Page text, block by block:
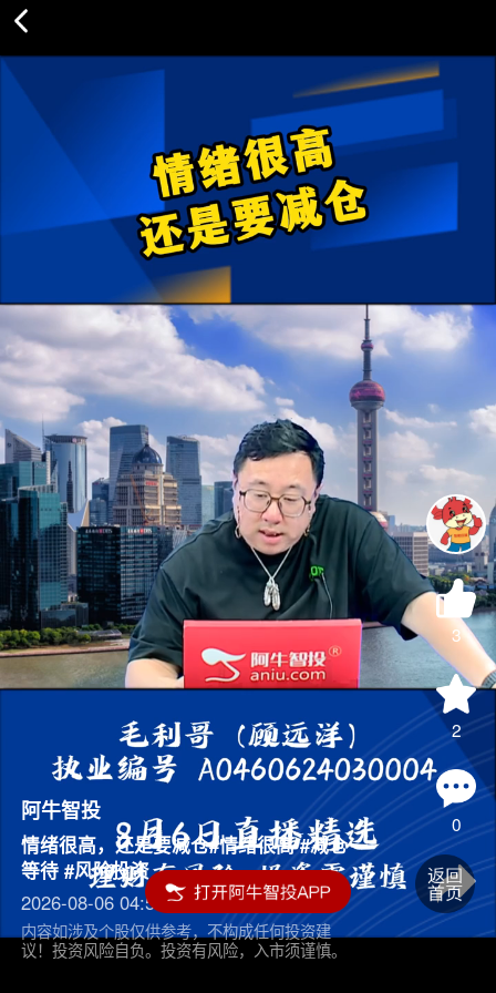
3
2
0
阿牛智投
情绪很高，还是要减仓#情绪很高 #减仓
等待 #风险投资
2026-08-06 04:55
内容如涉及个股仅供参考，不构成任何投资建
议！投资风险自负。投资有风险，入市须谨慎。